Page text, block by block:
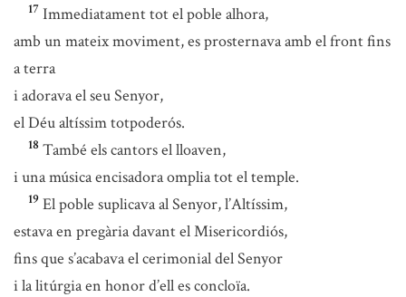
17 Immediatament tot el poble alhora,
amb un mateix moviment, es prosternava amb el front fins
a terra
i adorava el seu Senyor,
el Déu altíssim totpoderós.
18 També els cantors el lloaven,
i una música encisadora omplia tot el temple.
19 El poble suplicava al Senyor, l’Altíssim,
estava en pregària davant el Misericordiós,
fins que s’acabava el cerimonial del Senyor
i la litúrgia en honor d’ell es concloïa.